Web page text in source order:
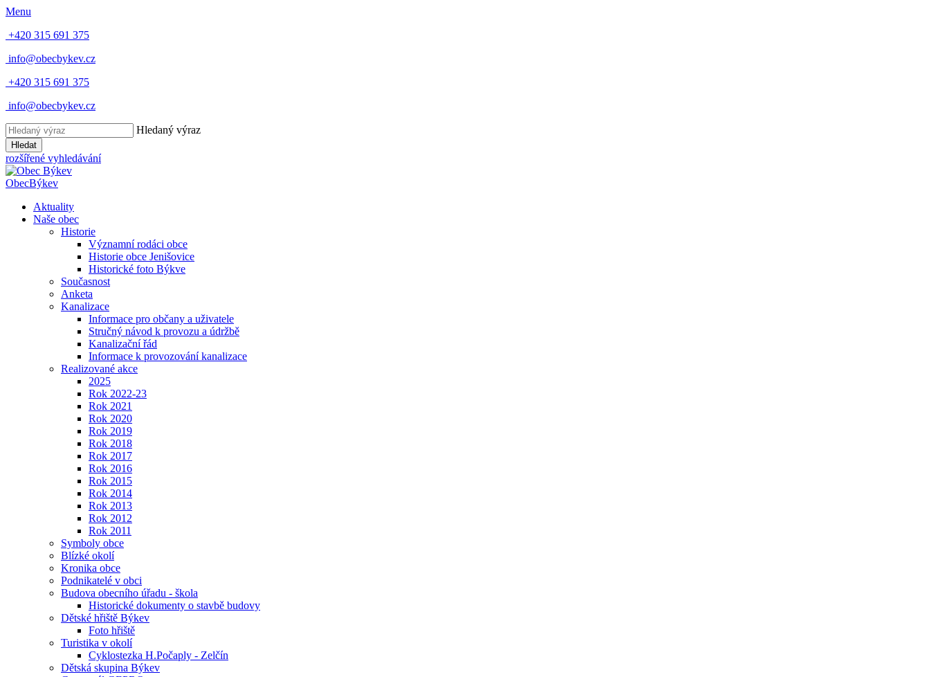
Menu
+420 315 691 375
info@obecbykev.cz
+420 315 691 375
info@obecbykev.cz
Hledaný výraz
Hledat
rozšířené vyhledávání
ObecBýkev
Aktuality
Naše obec
Historie
Významní rodáci obce
Historie obce Jenišovice
Historické foto Býkve
Současnost
Anketa
Kanalizace
Informace pro občany a uživatele
Stručný návod k provozu a údržbě
Kanalizační řád
Informace k provozování kanalizace
Realizované akce
2025
Rok 2022-23
Rok 2021
Rok 2020
Rok 2019
Rok 2018
Rok 2017
Rok 2016
Rok 2015
Rok 2014
Rok 2013
Rok 2012
Rok 2011
Symboly obce
Blízké okolí
Kronika obce
Podnikatelé v obci
Budova obecního úřadu - škola
Historické dokumenty o stavbě budovy
Dětské hřiště Býkev
Foto hřiště
Turistika v okolí
Cyklostezka H.Počaply - Zelčín
Dětská skupina Býkev